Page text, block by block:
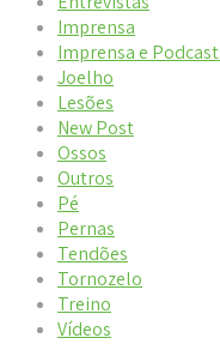
Imprensa
Imprensa e
Joelho
Lesões
New Post
Ossos
Outros
Pé
Pernas
Tendões
Tornozelo
Treino
Vídeos